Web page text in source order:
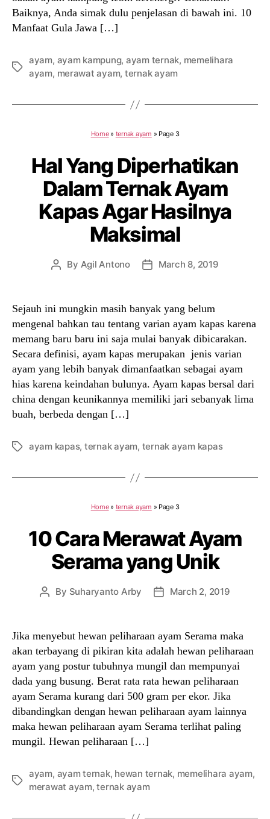
Baiknya, Anda simak dulu penjelasan di bawah ini. 10
Manfaat Gula Jawa […]
Tags
ayam, ayam kampung, ayam ternak, memelihara
ayam, merawat ayam, ternak ayam
Home» ternak ayam » Page 3
Hal Yang Diperhatikan
Dalam Ternak Ayam
Kapas Agar Hasilnya
Maksimal
Post
By Agil Antono
PostMarch 8, 2019
Sejauh ini mungkin masih banyak yang belum
mengenal bahkan tau tentang varian ayam kapas karena
memang baru baru ini saja mulai banyak dibicarakan.
Secara definisi, ayam kapas merupakan jenis varian
ayam yang lebih banyak dimanfaatkan sebagai ayam
hias karena keindahan bulunya. Ayam kapas bersal dari
china dengan keunikannya memiliki jari sebanyak lima
buah, berbeda dengan […]
Tagsayam kapas, ternak ayam, ternak ayam kapas
Home» ternak ayam » Page 3
10 Cara Merawat Ayam
Serama yang Unik
Post
By Suharyanto Arby
PostMarch 2, 2019
Jika menyebut hewan peliharaan ayam Serama maka
akan terbayang di pikiran kita adalah hewan peliharaan
ayam yang postur tubuhnya mungil dan mempunyai
dada yang busung. Berat rata rata hewan peliharaan
ayam Serama kurang dari 500 gram per ekor. Jika
dibandingkan dengan hewan peliharaan ayam lainnya
maka hewan peliharaan ayam Serama terlihat paling
mungil. Hewan peliharaan […]
Tags
ayam, ayam ternak, hewan ternak, memelihara ayam,
merawat ayam,ternak ayam